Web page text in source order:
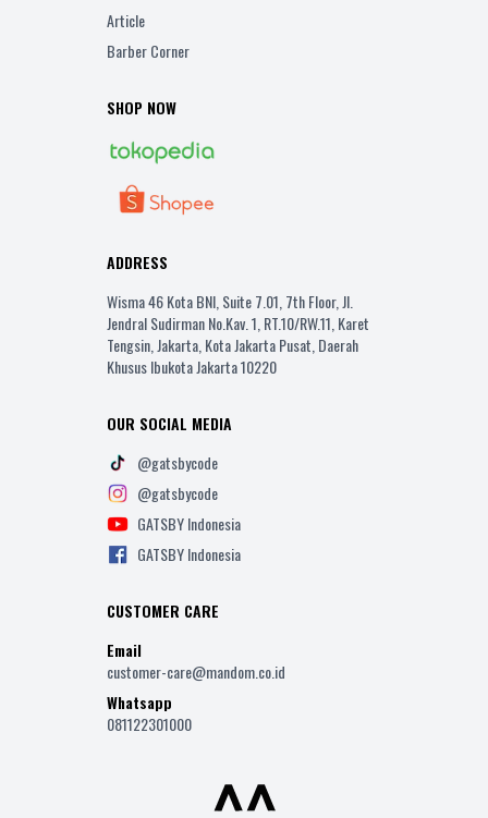
Article
Barber Corner
SHOP NOW
ADDRESS
Wisma 46 Kota BNI, Suite 7.01, 7th Floor, Jl.
Jendral Sudirman No.Kav. 1, RT.10/RW.11, Karet
Tengsin, Jakarta, Kota Jakarta Pusat, Daerah
Khusus Ibukota Jakarta 10220
OUR SOCIAL MEDIA
@gatsbycode
@gatsbycode
GATSBY Indonesia
GATSBY Indonesia
CUSTOMER CARE
Email
customer-care@mandom.co.id
Whatsapp
081122301000